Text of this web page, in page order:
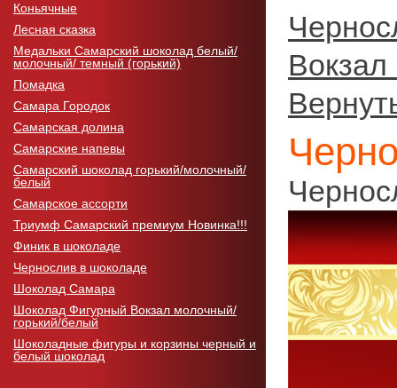
Коньячные
Лесная сказка
Медальки Самарский шоколад белый/
молочный/ темный (горький)
Помадка
Самара Городок
Самарская долина
Самарские напевы
Самарский шоколад горький/молочный/
белый
Самарское ассорти
Триумф Самарский премиум Новинка!!!
Финик в шоколаде
Чернослив в шоколаде
Шоколад Самара
Шоколад Фигурный Вокзал молочный/
горький/белый
Шоколадные фигуры и корзины черный и
белый шоколад
Вокзал